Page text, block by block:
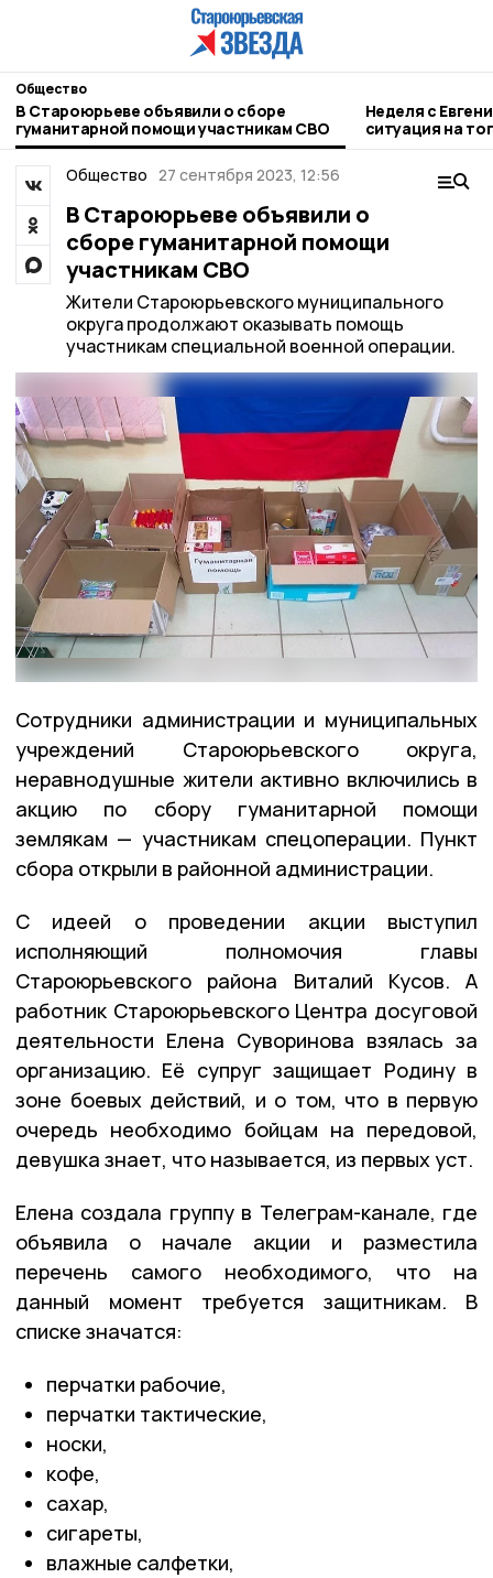
Общество
В Староюрьеве объявили о сборе
гуманитарной помощи участникам СВО
Неделя с
ситуация на
городе и
Общество 27 сентября 2023, 12:56
В Староюрьеве объявили о
сборе гуманитарной помощи
участникам СВО
Жители Староюрьевского муниципального
округа продолжают оказывать помощь
участникам специальной военной операции.
Сотрудники администрации и муниципальных
учреждений Староюрьевского округа,
неравнодушные жители активно включились в
акцию по сбору гуманитарной помощи
землякам — участникам спецоперации. Пункт
сбора открыли в районной администрации.
С идеей о проведении акции выступил
исполняющий полномочия главы
Староюрьевского района Виталий Кусов. А
работник Староюрьевского Центра досуговой
деятельности Елена Суворинова взялась за
организацию. Её супруг защищает Родину в
зоне боевых действий, и о том, что в первую
очередь необходимо бойцам на передовой,
девушка знает, что называется, из первых уст.
Елена создала группу в Телеграм-канале, где
объявила о начале акции и разместила
перечень самого необходимого, что на
данный момент требуется защитникам. В
списке значатся:
перчатки рабочие,
перчатки тактические,
носки,
кофе,
сахар,
сигареты,
влажные салфетки,